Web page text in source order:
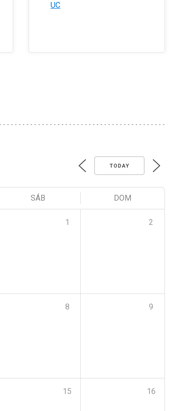
UC
TODAY
SÁB DOM
1 2
8 9
15 16